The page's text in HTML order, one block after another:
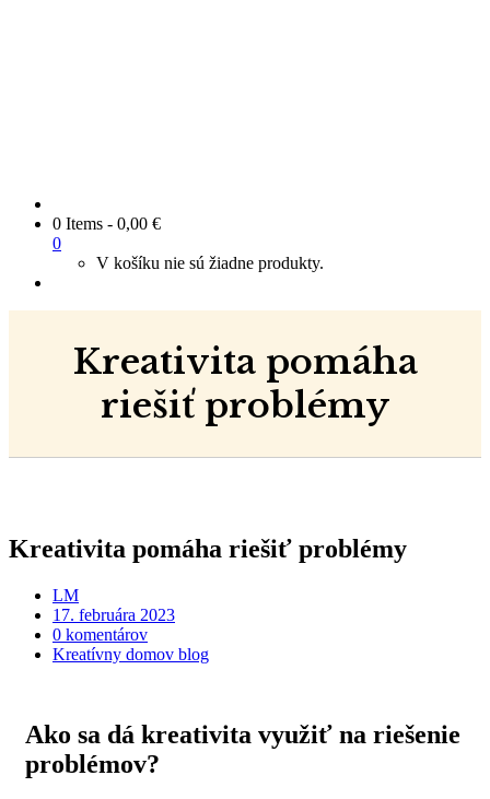
0 Items - 0,00 €
0
V košíku nie sú žiadne produkty.
Kreativita pomáha
riešiť problémy
Kreativita pomáha riešiť problémy
LM
17. februára 2023
0 komentárov
Kreatívny domov blog
Ako sa dá kreativita využiť na riešenie
problémov?